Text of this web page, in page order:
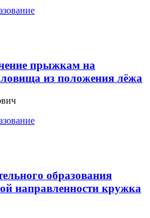
прыжкам на
из положения лёжа
образования
направленности кружка